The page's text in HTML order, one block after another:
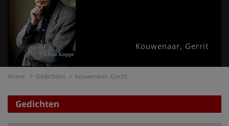
Kouwenaar, Gerrit
Home Gedichten Kouwenaar, Gerrit
Gedichten